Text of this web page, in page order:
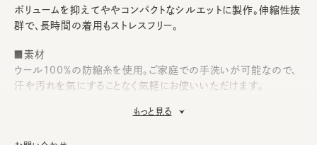
ボリュームを抑えてややコンパクトなシルエットに製作。伸縮性抜
群で、長時間の着用もストレスフリー。
■素材
ウール100％の防縮糸を使用。ご家庭での手洗いが可能なので、
汗や汚れを気にすることなく気軽にお使いいただけます。
もっと見る